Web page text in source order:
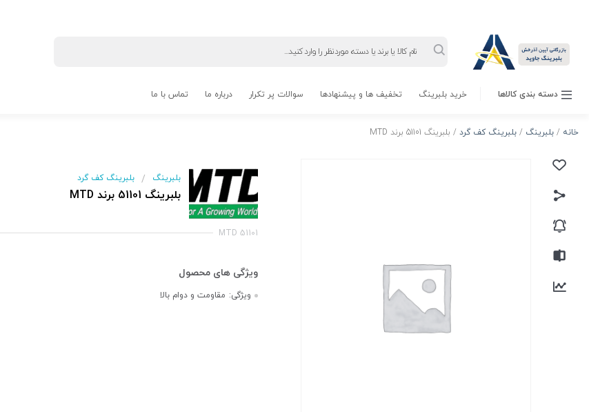
search
دسته بندی کالاها خرید بلبرینگ تخفیف ها و پیشنهادها سوالات پر تکرار درباره ما تماس با ما
خانه / بلبرینگ / بلبرینگ کف گرد / بلبرینگ 51101 برند MTD
بلبرینگ / بلبرینگ کف گرد
بلبرینگ 51101 برند MTD
MTD 51101
ویژگی: مقاومت و دوام بالا